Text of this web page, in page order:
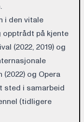
i den vitale
opptrådt på kjente
(2022, 2019) og
og Opera
sted i samarbeid
(tidligere